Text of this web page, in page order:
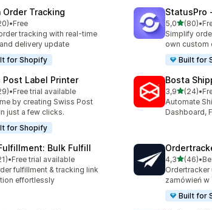
Order Tracking
gwiazdek
liczba recenzji: 20
•Free
tracking with real-time
delivery update
for Shopify
StatusPro
5,0na 5
(80)
Łączna •
Simplify
own custom
Built for
Post Label Printer
gwiazdek
liczba recenzji: 29
•Free trial available
by creating Swiss Post
just a few clicks.
for Shopify
Bosta
3,9na 5(24)
Łączna •
Automate
Dashboard,
Bulk Fulfill
gwiazdek
liczba recenzji: 21
•Free trial available
fulfillment & tracking link
effortlessly
4,3na 5
(46)
Łączna •
zamówień w
Built for